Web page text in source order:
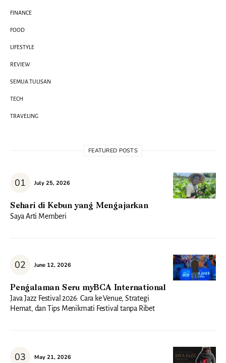
FINANCE
FOOD
LIFESTYLE
REVIEW
SEMUA TULISAN
TECH
TRAVELING
FEATURED POSTS
July 25, 2026
Sehari di Kebun yang Mengajarkan
Saya Arti Memberi
June 12, 2026
Pengalaman Seru myBCA International
Java Jazz Festival 2026: Cara ke Venue, Strategi
Hemat, dan Tips Menikmati Festival tanpa Ribet
May 21, 2026